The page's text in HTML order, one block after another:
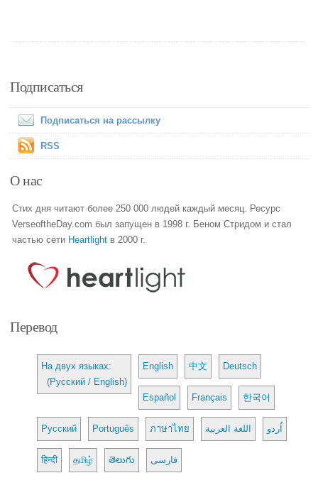
Подписаться
Подписаться на рассылку
RSS
О нас
Стих дня читают более 250 000 людей каждый месяц. Ресурс
VerseoftheDay.com был запущен в 1998 г. Беном Стридом и стал
частью сети Heartlight в 2000 г.
Перевод
На двух языках:
(Русский / English)
English 中文 Deutsch
Español Français 한국어
Русский Português ภาษาไทย اللغة العربية اُردو
हिन्दी தமிழ் తెలుగు فارسی